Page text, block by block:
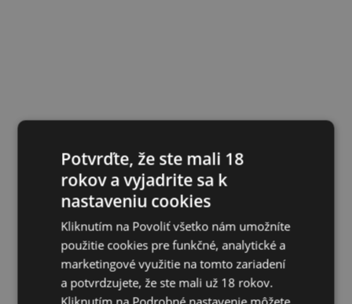
Potvrďte, že ste mali 18
rokov a vyjadrite sa k
nastaveniu cookies
Kliknutím na Povoliť všetko nám umožníte
použitie cookies pre funkčné, analytické a
marketingové využitie na tomto zariadení
a potvrdzujete, že ste mali už 18 rokov.